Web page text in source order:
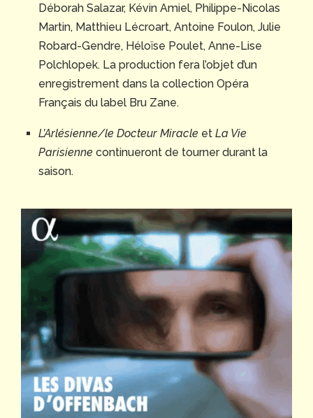
Déborah Salazar, Kévin Amiel, Philippe-Nicolas
Martin, Matthieu Lécroart, Antoine Foulon, Julie
Robard-Gendre, Héloïse Poulet, Anne-Lise
Polchlopek. La production fera l’objet d’un
enregistrement dans la collection Opéra
Français du label Bru Zane.
L’Arlésienne/le Docteur Miracle et La Vie
Parisienne continueront de tourner durant la
saison.